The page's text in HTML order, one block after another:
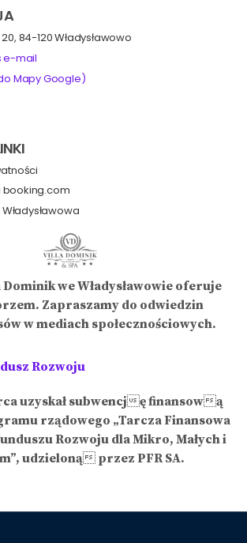
84-120 Władysławowo
e-mail
Mapy Google)
booking.com
we Władysławowie oferuje
Zapraszamy do odwiedzin
w mediach społecznościowych.
Rozwoju
uzyskał subwencję finansową
rządowego „Tarcza Finansowa
Rozwoju dla Mikro, Małych i
udzieloną przez PFR SA.